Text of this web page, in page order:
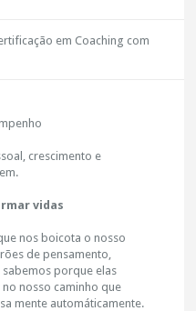
em Coaching com
crescimento e
vidas
nos boicota o nosso
de pensamento,
porque elas
nosso caminho que
mente automáticamente.